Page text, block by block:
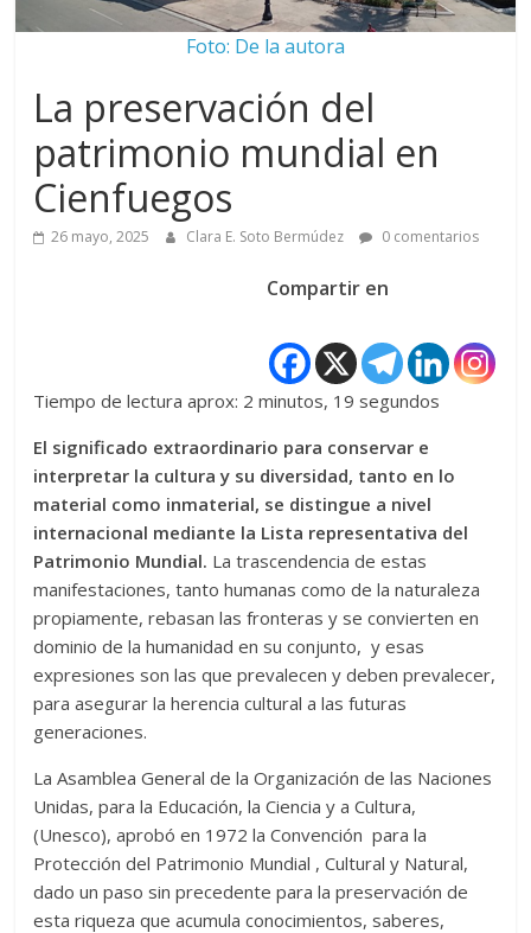
Foto: De la autora
La preservación del
patrimonio mundial en
Cienfuegos
26 mayo, 2025 Clara E. Soto Bermúdez 0 comentarios
Compartir en
Tiempo de lectura aprox: 2 minutos, 19 segundos
El significado extraordinario para conservar e
interpretar la cultura y su diversidad, tanto en lo
material como inmaterial, se distingue a nivel
internacional mediante la Lista representativa del
Patrimonio Mundial. La trascendencia de estas
manifestaciones, tanto humanas como de la naturaleza
propiamente, rebasan las fronteras y se convierten en
dominio de la humanidad en su conjunto, y esas
expresiones son las que prevalecen y deben prevalecer,
para asegurar la herencia cultural a las futuras
generaciones.
La Asamblea General de la Organización de las Naciones
Unidas, para la Educación, la Ciencia y a Cultura,
(Unesco), aprobó en 1972 la Convención para la
Protección del Patrimonio Mundial , Cultural y Natural,
dado un paso sin precedente para la preservación de
esta riqueza que acumula conocimientos, saberes,